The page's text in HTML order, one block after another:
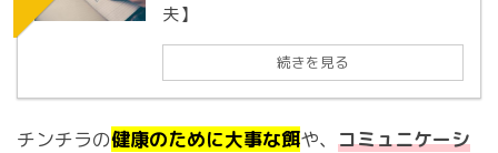
夫】
続きを見る
チンチラの健康のために大事な餌や、 コミュニケーシ